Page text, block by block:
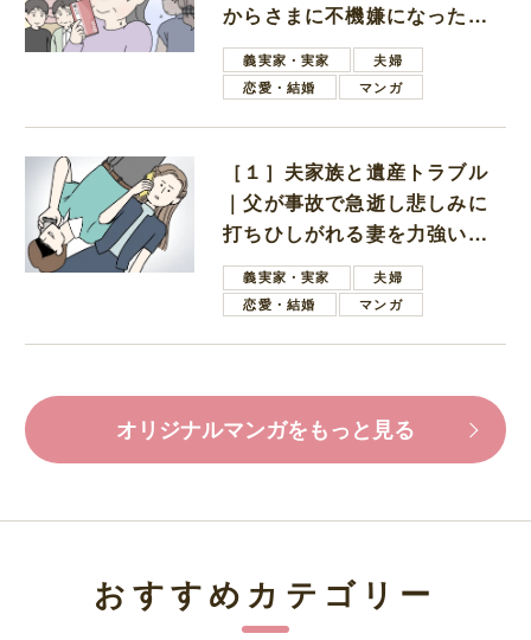
からさまに不機嫌になった義
母義実家・実家
夫婦
恋愛・結婚
マンガ
［１］夫家族と遺産トラブル
｜父が事故で急逝し悲しみに
打ちひしがれる妻を力強い言
葉で励ます夫
義実家・実家
夫婦
恋愛・結婚
マンガ
オリジナルマンガをもっと見る
おすすめカテゴリー